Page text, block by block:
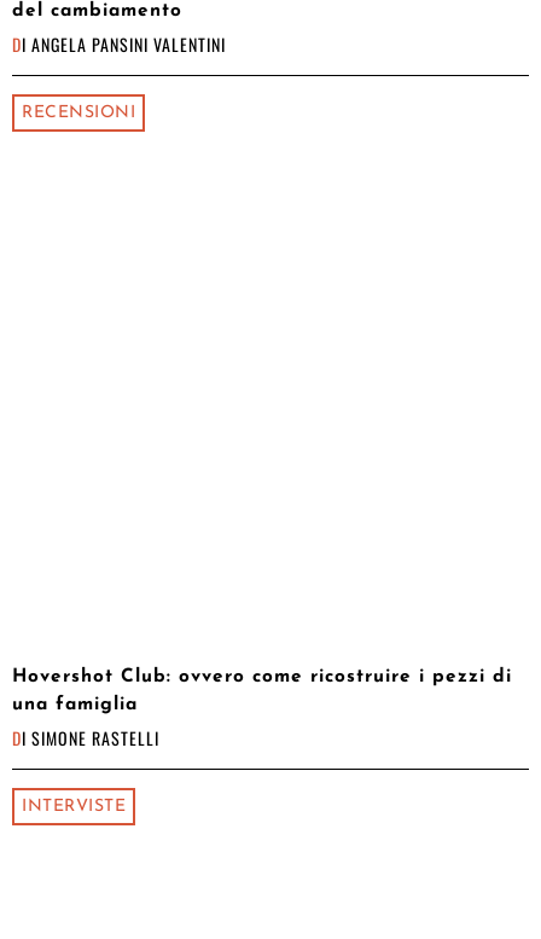
del cambiamento
DI ANGELA PANSINI VALENTINI
RECENSIONI
Hovershot Club: ovvero come ricostruire i pezzi di
una famiglia
DI SIMONE RASTELLI
INTERVISTE